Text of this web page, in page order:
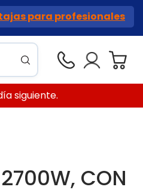
para profesionales
siguiente.
CON